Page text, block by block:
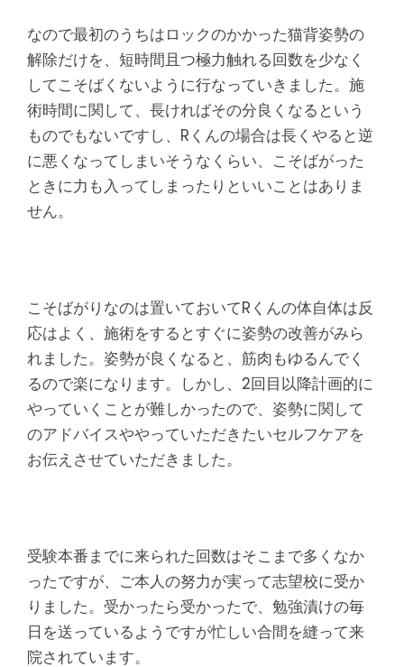
なので最初のうちはロックのかかった猫背姿勢の
解除だけを、短時間且つ極力触れる回数を少なく
してこそばくないように行なっていきました。施
術時間に関して、長ければその分良くなるという
ものでもないですし、Rくんの場合は長くやると逆
に悪くなってしまいそうなくらい、こそばがった
ときに力も入ってしまったりといいことはありま
せん。
こそばがりなのは置いておいてRくんの体自体は反
応はよく、施術をするとすぐに姿勢の改善がみら
れました。姿勢が良くなると、筋肉もゆるんでく
るので楽になります。しかし、2回目以降計画的に
やっていくことが難しかったので、姿勢に関して
のアドバイスややっていただきたいセルフケアを
お伝えさせていただきました。
受験本番までに来られた回数はそこまで多くなか
ったですが、ご本人の努力が実って志望校に受か
りました。受かったら受かったで、勉強漬けの毎
日を送っているようですが忙しい合間を縫って来
院されています。